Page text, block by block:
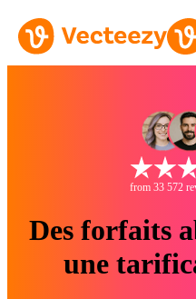
from 33 572
Des forfaits
une